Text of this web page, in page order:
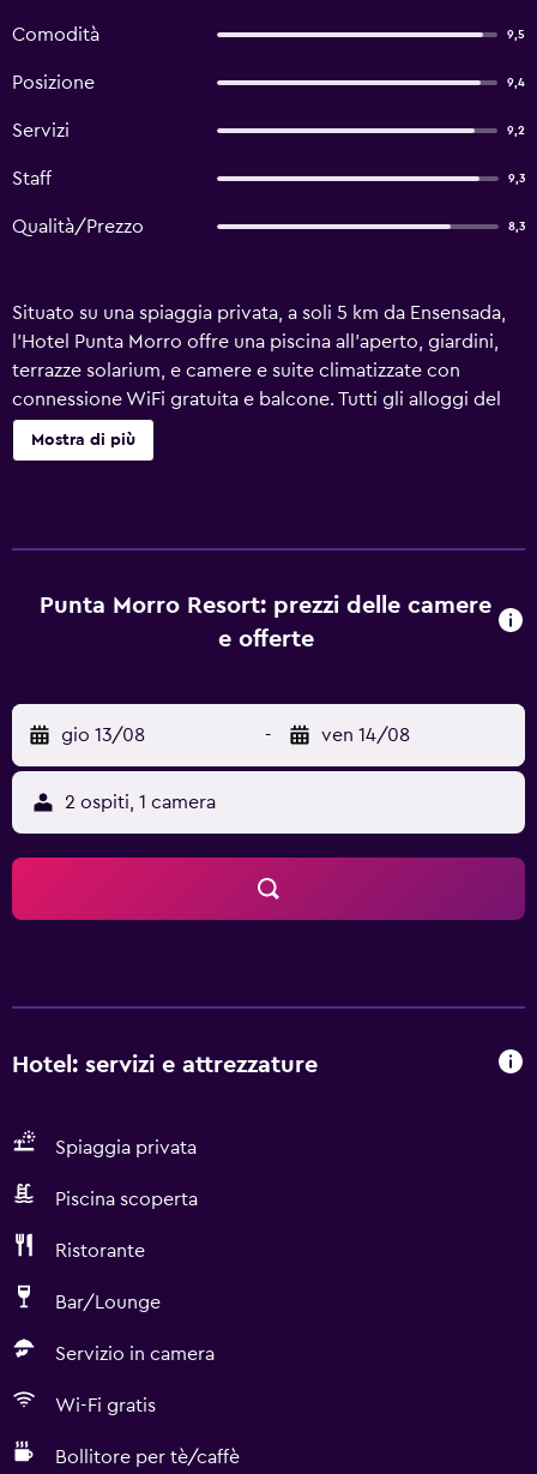
Comodità 9,5
Posizione 9,4
Servizi 9,2
Staff 9,3
Qualità/Prezzo 8,3
Situato su una spiaggia privata, a soli 5 km da Ensensada,
l'Hotel Punta Morro offre una piscina all'aperto, giardini,
terrazze solarium, e camere e suite climatizzate con
connessione WiFi gratuita e balcone. Tutti gli alloggi del
Punta Morro Hotel includono una TV via cavo a schermo
piatto, un minibar, una macchinetta del caffè e bagni con
Morro, aperto tutti i giorni dalle 09:00 alle 22:00.
Provvisto di un parcheggio privato gratuito, l’hotel dista
Mostra di più
Punta Morro Resort: prezzi delle camere
e offerte
gio 13/08 - ven 14/08
2 ospiti, 1 camera
Hotel: servizi e attrezzature
Spiaggia privata
Piscina scoperta
Ristorante
Bar/Lounge
Servizio in camera
Wi-Fi gratis
Bollitore per tè/caffè